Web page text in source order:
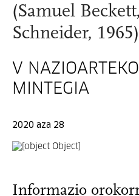
(Samuel
Schneider, 1965)
V
MINTEGIA
2020 aza 28
Informazio